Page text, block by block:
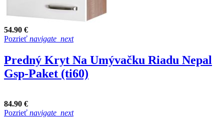
54.90 €
Pozrieť navigate_next
Predný Kryt Na Umývačku Riadu Nepal
Gsp-Paket (ti60)
84.90 €
Pozrieť navigate_next